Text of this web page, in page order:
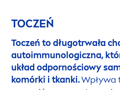
TOCZEŃ
Toczeń to długotrwała
autoimmunologiczna,
układ odpornościowy
komórki i tkanki.Wpływa